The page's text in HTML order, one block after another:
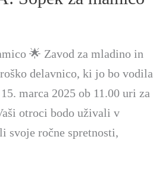
🌟 Zavod za mladino in
delavnico, ki jo bo vodila
marca 2025 ob 11.00 uri za
otroci bodo uživali v
svoje ročne spretnosti,